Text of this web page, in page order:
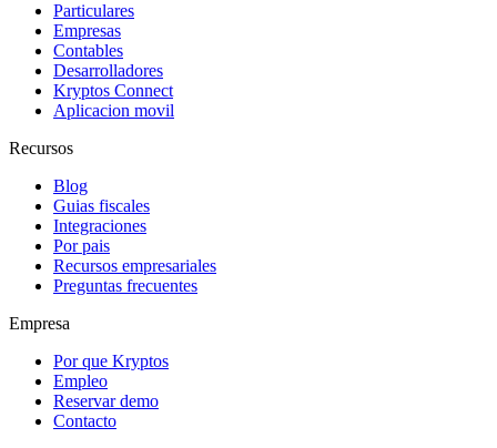
Particulares
Empresas
Contables
Desarrolladores
Kryptos Connect
Aplicacion movil
Recursos
Blog
Guias fiscales
Integraciones
Por pais
Recursos empresariales
Preguntas frecuentes
Empresa
Por que Kryptos
Empleo
Reservar demo
Contacto